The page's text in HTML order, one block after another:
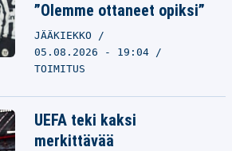
”Olemme ottaneet opiksi”
JÄÄKIEKKO
05.08.2026 - 19:04
TOIMITUS
UEFA teki kaksi
merkittävää